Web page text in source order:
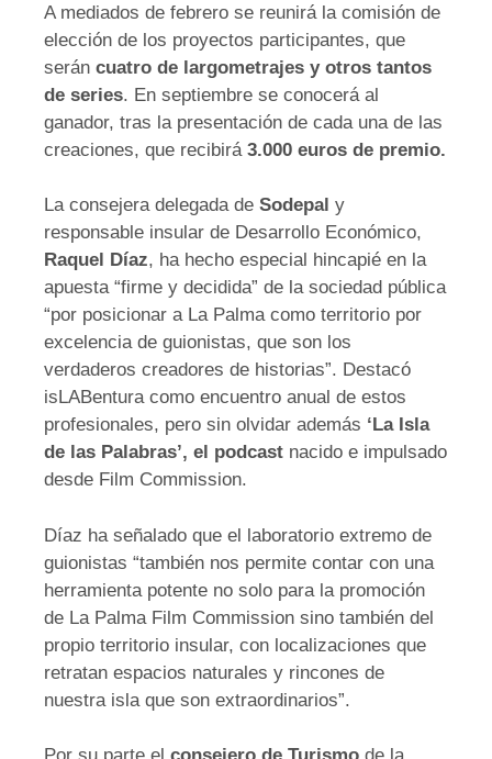
A mediados de febrero se reunirá la comisión de
elección de los proyectos participantes, que
serán cuatro de largometrajes y otros tantos
de series. En septiembre se conocerá al
ganador, tras la presentación de cada una de las
creaciones, que recibirá 3.000 euros de premio.
La consejera delegada de Sodepal y
responsable insular de Desarrollo Económico,
Raquel Díaz, ha hecho especial hincapié en la
apuesta “firme y decidida” de la sociedad pública
“por posicionar a La Palma como territorio por
excelencia de guionistas, que son los
verdaderos creadores de historias”. Destacó
isLABentura como encuentro anual de estos
profesionales, pero sin olvidar además ‘La Isla
de las Palabras’, el podcast nacido e impulsado
desde Film Commission.
Díaz ha señalado que el laboratorio extremo de
guionistas “también nos permite contar con una
herramienta potente no solo para la promoción
de La Palma Film Commission sino también del
propio territorio insular, con localizaciones que
retratan espacios naturales y rincones de
nuestra isla que son extraordinarios”.